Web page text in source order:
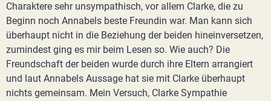
Charaktere sehr unsympathisch, vor allem Clarke, die zu
Beginn noch Annabels beste Freundin war. Man kann sich
überhaupt nicht in die Beziehung der beiden hineinversetzen,
zumindest ging es mir beim Lesen so. Wie auch? Die
Freundschaft der beiden wurde durch ihre Eltern arrangiert
und laut Annabels Aussage hat sie mit Clarke überhaupt
nichts gemeinsam. Mein Versuch, Clarke Sympathie